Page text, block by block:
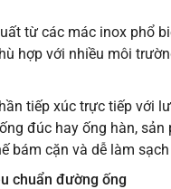
từ các mác inox phổ
hợp với nhiều môi
tiếp xúc trực tiếp với
đúc hay ống hàn,
bám cặn và dễ làm
chuẩn đường ống